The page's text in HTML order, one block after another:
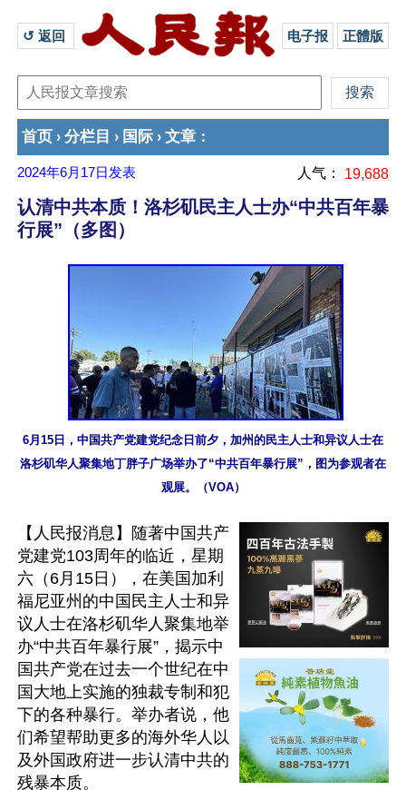
↺ 返回 电子报 正體版
首页 › 分栏目 › 国际 › 文章 ：
2024年6月17日 发表 人气： 19,688
认清中共本质！洛杉矶民主人士办“中共百年暴
行展”（多图）
6月15日，中国共产党建党纪念日前夕，加州的民主人士和异议人士在
洛杉矶华人聚集地丁胖子广场举办了“中共百年暴行展”，图为参观者在
观展。（VOA）
【人民报消息】随著中国共产
党建党103周年的临近，星期
六（6月15日），在美国加利
福尼亚州的中国民主人士和异
议人士在洛杉矶华人聚集地举
办“中共百年暴行展”，揭示中
国共产党在过去一个世纪在中
国大地上实施的独裁专制和犯
下的各种暴行。举办者说，他
们希望帮助更多的海外华人以
及外国政府进一步认清中共的
残暴本质。